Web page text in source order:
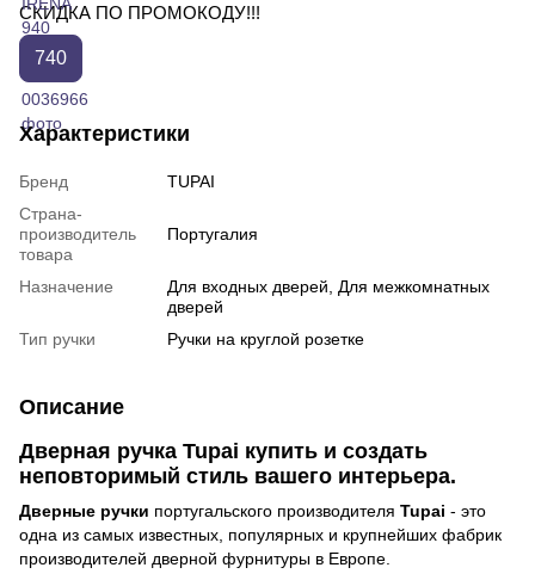
СКИДКА ПО ПРОМОКОДУ!!!
740
Характеристики
Бренд
TUPAI
Страна-
производитель
товара
Португалия
Назначение
Для входных дверей, Для межкомнатных
дверей
Тип ручки
Ручки на круглой розетке
Описание
Дверная ручка Tupai купить и создать
неповторимый стиль вашего интерьера.
Дверные ручки португальского производителя Tupai - это
одна из самых известных, популярных и крупнейших фабрик
производителей дверной фурнитуры в Европе.